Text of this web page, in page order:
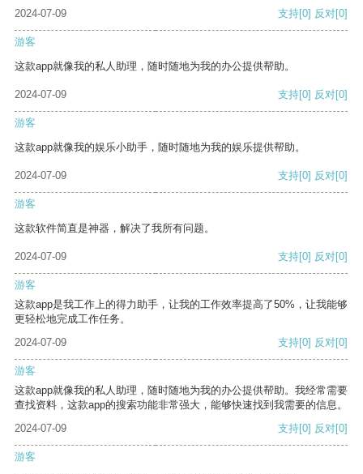
2024-07-09 支持[0] 反对[0]
游客
这款app就像我的私人助理，随时随地为我的办公提供帮助。
2024-07-09 支持[0] 反对[0]
游客
这款app就像我的娱乐小助手，随时随地为我的娱乐提供帮助。
2024-07-09 支持[0] 反对[0]
游客
这款软件简直是神器，解决了我所有问题。
2024-07-09 支持[0] 反对[0]
游客
这款app是我工作上的得力助手，让我的工作效率提高了50%，让我能够
更轻松地完成工作任务。
2024-07-09
支持[0] 反对[0]
游客
这款app就像我的私人助理，随时随地为我的办公提供帮助。我经常需要
查找资料，这款app的搜索功能非常强大，能够快速找到我需要的信息。
2024-07-09
支持[0] 反对[0]
游客